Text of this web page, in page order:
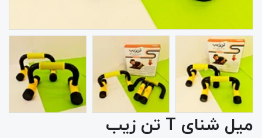
میل شنای T تن زیب